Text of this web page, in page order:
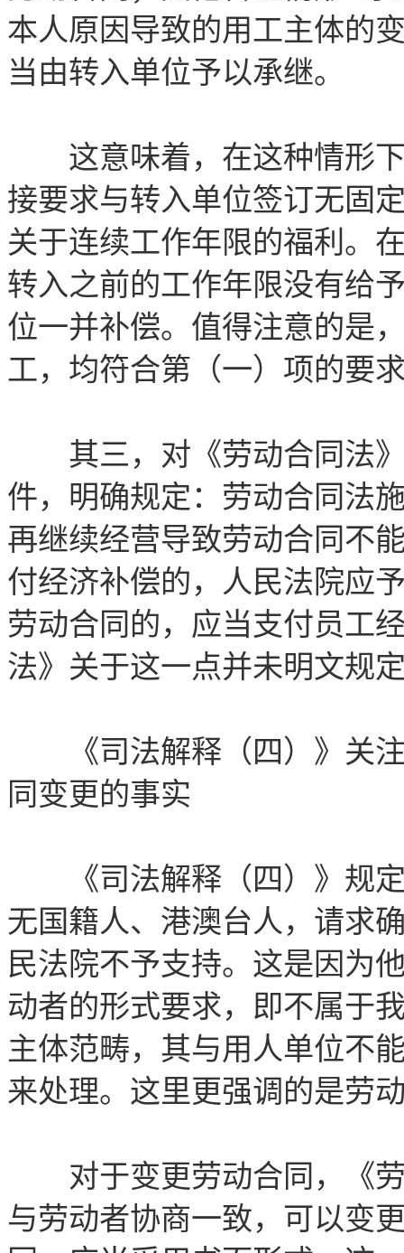
本人原因导致的用工主体的
当由转入单位予以承继。
这意味着，在这种情形下
接要求与转入单位签订无固
关于连续工作年限的福利。
转入之前的工作年限没有给
位一并补偿。值得注意的是
工，均符合第（一）项的要
其三，对《劳动合同法》
件，明确规定：劳动合同法
再继续经营导致劳动合同不
付经济补偿的，人民法院应
劳动合同的，应当支付员工
法》关于这一点并未明文规
《司法解释（四）》关注
同变更的事实
《司法解释（四）》规定
无国籍人、港澳台人，请求
民法院不予支持。这是因为
动者的形式要求，即不属于
主体范畴，其与用人单位不
来处理。这里更强调的是劳
对于变更劳动合同，《劳
与劳动者协商一致，可以变